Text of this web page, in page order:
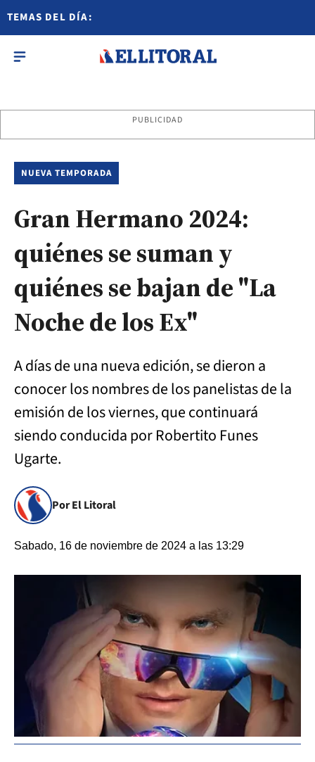
TEMAS DEL DÍA:
PUBLICIDAD
NUEVA TEMPORADA
Gran Hermano 2024:
quiénes se suman y
quiénes se bajan de "La
Noche de los Ex"
A días de una nueva edición, se dieron a
conocer los nombres de los panelistas de la
emisión de los viernes, que continuará
siendo conducida por Robertito Funes
Ugarte.
Por El Litoral
Sabado, 16 de noviembre de 2024 a las 13:29